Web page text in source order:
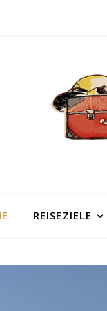
REISEZIELE